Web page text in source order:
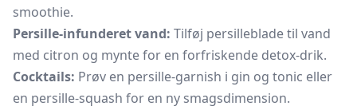
smoothie.
Persille-infunderet vand: Tilføj persilleblade til vand
med citron og mynte for en forfriskende detox-drik.
Cocktails: Prøv en persille-garnish i gin og tonic eller
en persille-squash for en ny smagsdimension.